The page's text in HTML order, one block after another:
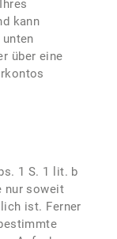
kann
über eine
1 S. 1 lit. b
nur soweit
ist. Ferner